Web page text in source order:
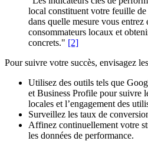
local constituent votre feuille
dans quelle mesure vous entrez
consommateurs locaux et
concrets." [2]
Pour suivre votre succès, envisagez
Utilisez des outils tels que
et Business Profile pour suivre
locales et l’engagement des
Surveillez les taux de
Affinez continuellement votre
les données de performance.